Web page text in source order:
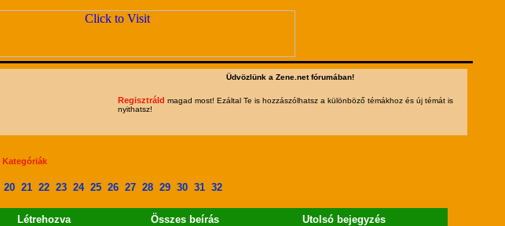
Üdvözlünk a Zene.net fórumában!
Regisztráld magad most! Ezáltal Te is hozzászólhatsz a különböző témákhoz és új témát is
nyithatsz!
Kategóriák
20 21 22 23 24 25 26 27 28 29 30 31 32
Létrehozva Összes beírás Utolsó bejegyzés